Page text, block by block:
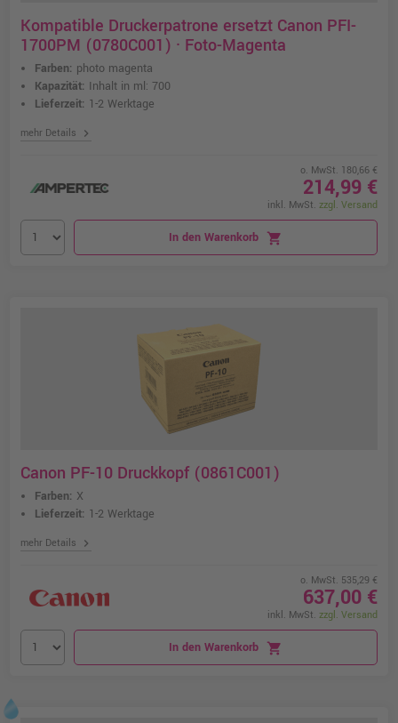
Kompatible Druckerpatrone ersetzt Canon PFI-
1700PM (0780C001) · Foto-Magenta
Farben: photo magenta
Kapazität: Inhalt in ml: 700
Lieferzeit: 1-2 Werktage
mehr Details chevron_right
o. MwSt. 180,66 €
214,99 €
inkl. MwSt. zzgl. Versand
In den Warenkorb shopping_cart
Canon PF-10 Druckkopf (0861C001)
Farben: X
Lieferzeit: 1-2 Werktage
mehr Details chevron_right
o. MwSt. 535,29 €
637,00 €
inkl. MwSt. zzgl. Versand
In den Warenkorb shopping_cart